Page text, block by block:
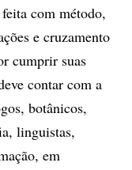
com método,
e cruzamento
cumprir suas
contar com a
botânicos,
linguistas,
em